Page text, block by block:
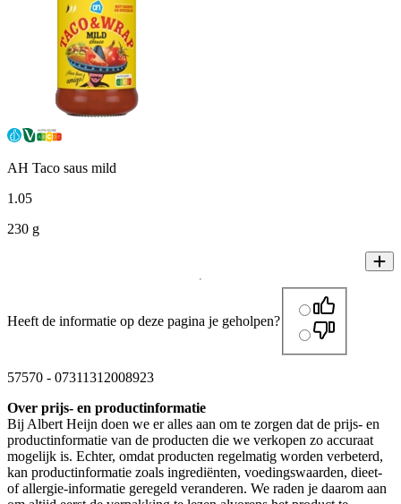
AH Taco saus mild
1 .05
230 g
Heeft de informatie op deze pagina je geholpen?
57570 - 07311312008923
Over prijs- en productinformatie
Bij Albert Heijn doen we er alles aan om te zorgen dat de prijs- en
productinformatie van de producten die we verkopen zo accuraat
mogelijk is. Echter, omdat producten regelmatig worden verbeterd,
kan productinformatie zoals ingrediënten, voedingswaarden, dieet-
of allergie-informatie geregeld veranderen. We raden je daarom aan